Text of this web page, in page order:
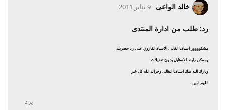
خالد الواعى 9 يناير 2011
رد: طلب من ادارة المنتدى
مشكوووور استاذنا الغالى الاستاذ الفاروق على رد حضرتك
وممكن رابط الاستايل بدون تعديلات
وبارك الله فيك استاذنا الغالى وجزاك الله كل خير
اللهم امين
يرد